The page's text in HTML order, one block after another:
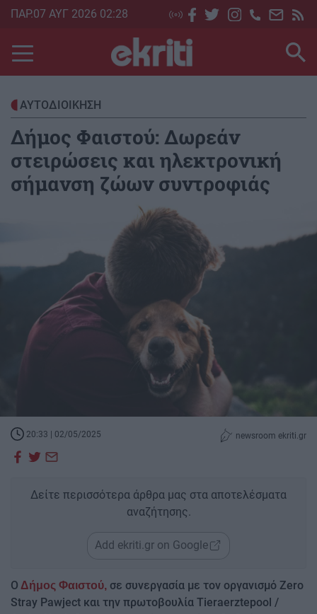
Skip
main
content
ΠΑΡ.07 ΑΥΓ 2026 02:28
ΑΥΤΟΔΙΟΙΚΗΣΗ
Δήμος Φαιστού: Δωρεάν
στειρώσεις και ηλεκτρονική
σήμανση ζώων συντροφιάς
20:33 | 02/05/2025 newsroom ekriti.gr
Δείτε περισσότερα άρθρα μας στα αποτελέσματα
αναζήτησης.
Add ekriti.gr on Google
Ο Δήμος Φαιστού, σε συνεργασία με τον οργανισμό Zero
Stray Pawject και την πρωτοβουλία Tieraerztepool /